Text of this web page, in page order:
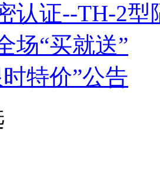
认证--TH-2
场“买就送”
特价”公告